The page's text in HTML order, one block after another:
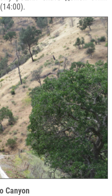
Canyon